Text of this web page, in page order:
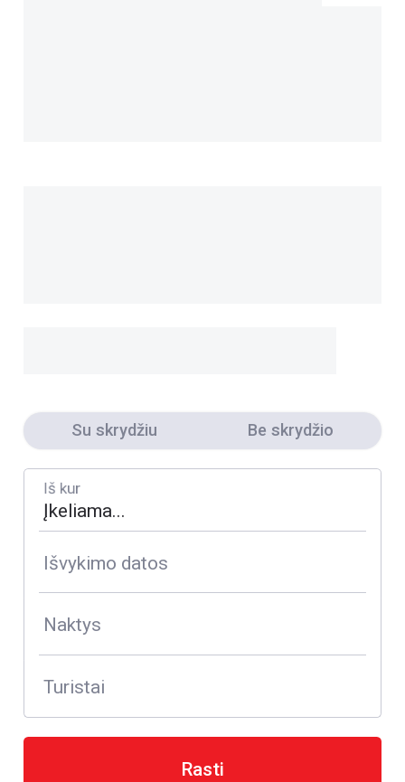
Su skrydžiu Be skrydžio
Iš kur
Išvykimo datos
Naktys
Turistai
Rasti